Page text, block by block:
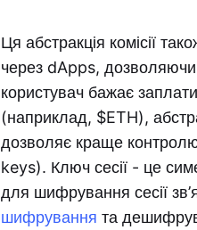
Ця абстракція комісії
через dApps, дозволяючи
користувач бажає
(наприклад, $ETH),
дозволяє краще
keys). Ключ сесії - це
для шифрування сесії
шифрування та